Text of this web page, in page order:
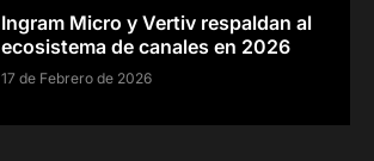
Ingram Micro y Vertiv respaldan al
ecosistema de canales en 2026
17 de Febrero de 2026